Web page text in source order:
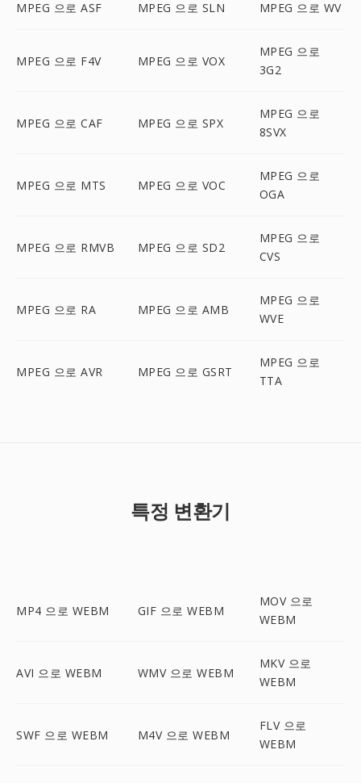
MPEG 으로 ASF MPEG 으로 SLN MPEG 으로 WV
MPEG 으로 F4V MPEG 으로 VOX
MPEG 으로
3G2
MPEG 으로 CAF MPEG 으로 SPX
MPEG 으로
8SVX
MPEG 으로 MTS MPEG 으로 VOC
MPEG 으로
OGA
MPEG 으로 RMVB MPEG 으로 SD2
MPEG 으로
CVS
MPEG 으로 RA MPEG 으로 AMB
MPEG 으로
WVE
MPEG 으로 AVR MPEG 으로 GSRT
MPEG 으로
TTA
특정 변환기
MP4 으로 WEBM GIF 으로 WEBM
MOV 으로
WEBM
AVI 으로 WEBM WMV 으로 WEBM
MKV 으로
WEBM
SWF 으로 WEBM M4V 으로 WEBM
FLV 으로
WEBM